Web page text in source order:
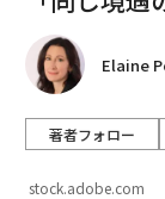
Elaine
著者フォロー
stock.adobe.com